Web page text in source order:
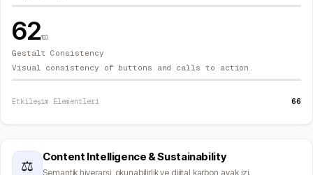
62/100
Gestalt Consistency
Visual consistency of buttons and calls to action.
Etkileşim Elementleri 66
⚖
Content Intelligence & Sustainability
Semantik hiyerarşi, okunabilirlik ve dijital karbon ayak izi.